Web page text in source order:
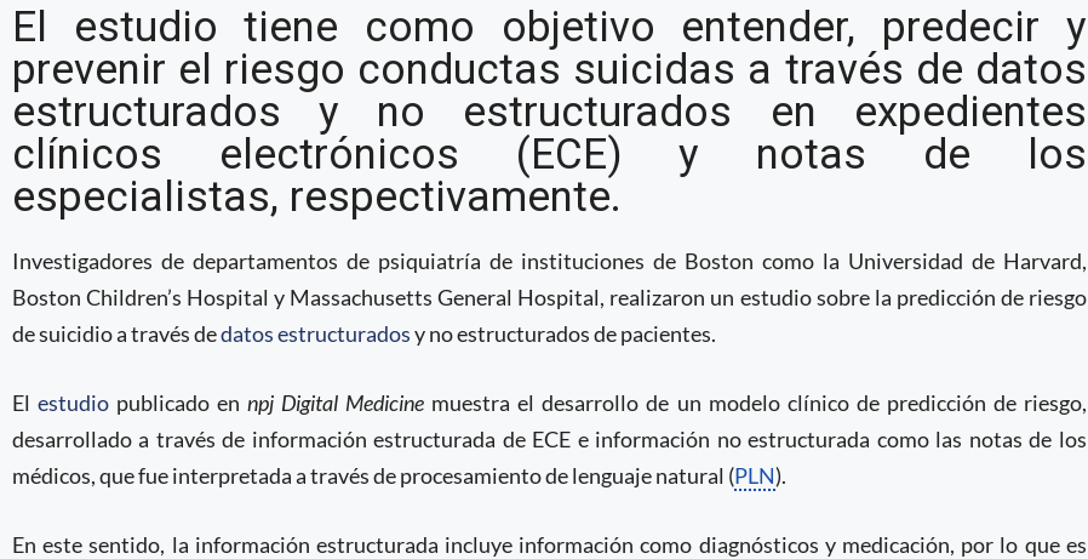
Investigación muestra predicción sobre riesgo
de suicidio a través de expedientes clínicos
electrónicos
El estudio tiene como objetivo entender, predecir y
prevenir el riesgo conductas suicidas a través de datos
estructurados y no estructurados en expedientes
clínicos electrónicos (ECE) y notas de los
especialistas, respectivamente.
Investigadores de departamentos de psiquiatría de instituciones de Boston como la Universidad de Harvard,
Boston Children’s Hospital y Massachusetts General Hospital, realizaron un estudio sobre la predicción de riesgo
de suicidio a través dedatos estructuradosy no estructurados de pacientes.
Elestudio publicado ennpj Digital Medicine muestra el desarrollo de un modelo clínico de predicción de riesgo,
desarrollado a través de información estructurada de ECE e información no estructurada como las notas de los
médicos, que fue interpretada a través de procesamiento de lenguaje natural (PLN).
En este sentido, la información estructurada incluye información como diagnósticos y medicación, por lo que es